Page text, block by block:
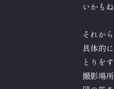
いかもね
それか
具体的
とりをす
撮影場